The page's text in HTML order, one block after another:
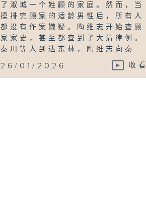
了淑城一个姓顾的家庭。然而，当
摸排完顾家的适龄男性后，所有人
都没有作案嫌疑。陶维志开始查顾
家家史，甚至都查到了大清律例。
秦川等人到达东林，陶维志向秦...
26/01/2026 收看